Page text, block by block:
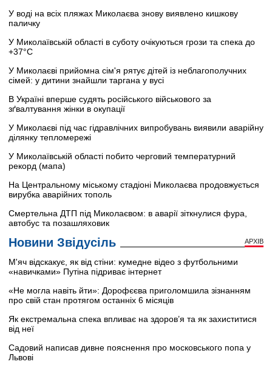
У воді на всіх пляжах Миколаєва знову виявлено кишкову
паличку
У Миколаївській області в суботу очікуються грози та спека до
+37°C
У Миколаєві прийомна сім'я рятує дітей із неблагополучних
сімей: у дитини знайшли таргана у вусі
В Україні вперше судять російського військового за
зґвалтування жінки в окупації
У Миколаєві під час гідравлічних випробувань виявили аварійну
ділянку тепломережі
У Миколаївській області побито черговий температурний
рекорд (мапа)
На Центральному міському стадіоні Миколаєва продовжується
вирубка аварійних тополь
Смертельна ДТП під Миколаєвом: в аварії зіткнулися фура,
автобус та позашляховик
Новини Звідусіль АРХІВ
М'яч відскакує, як від стіни: кумедне відео з футбольними
«навичками» Путіна підриває інтернет
«Не могла навіть йти»: Дорофєєва приголомшила зізнанням
про свій стан протягом останніх 6 місяців
Як екстремальна спека впливає на здоров’я та як захиститися
від неї
Садовий написав дивне пояснення про московського попа у
Львові